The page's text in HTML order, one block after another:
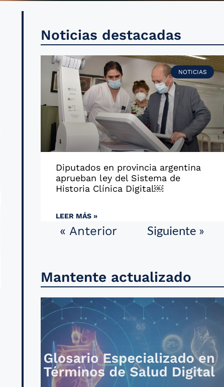
Noticias destacadas
NOTICIAS
Diputados en provincia argentina
aprueban ley del Sistema de
Historia Clínica Digital￼
LEER MÁS »
« Anterior Siguiente »
Mantente actualizado